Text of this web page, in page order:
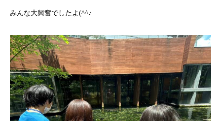
みんな大興奮でしたよ(^^♪